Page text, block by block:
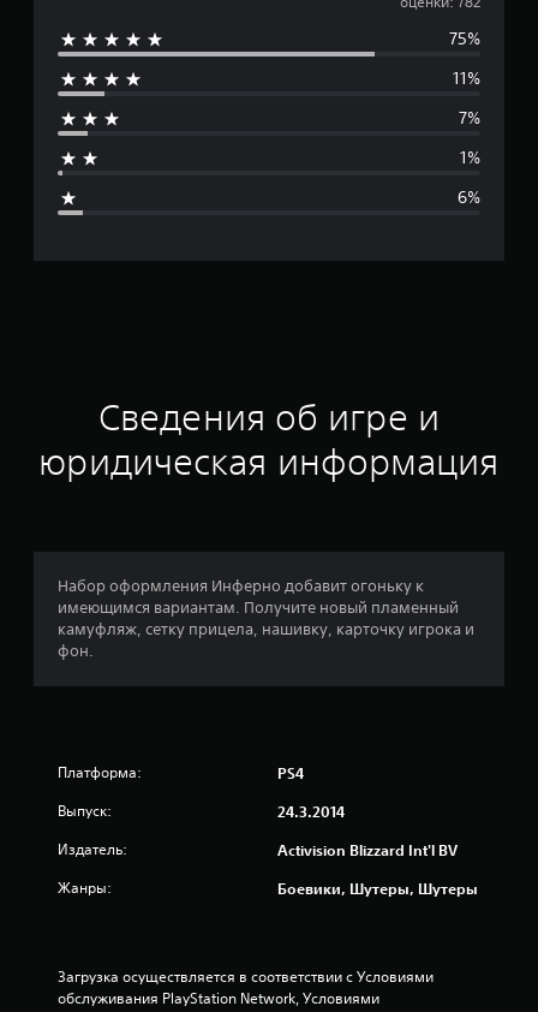
е
д
о
н
к
:
.
п
я
75%
11%
7%
1%
6%
Сведения об игре и
юридическая информация
Набор оформления Инферно добавит огоньку к
имеющимся вариантам. Получите новый пламенный
камуфляж, сетку прицела, нашивку, карточку игрока и
фон.
Платформа: PS4
Выпуск: 24.3.2014
Издатель: Activision Blizzard Int'l BV
Жанры: Боевики, Шутеры, Шутеры
Загрузка осуществляется в соответствии с Условиями
обслуживания PlayStation Network, Условиями